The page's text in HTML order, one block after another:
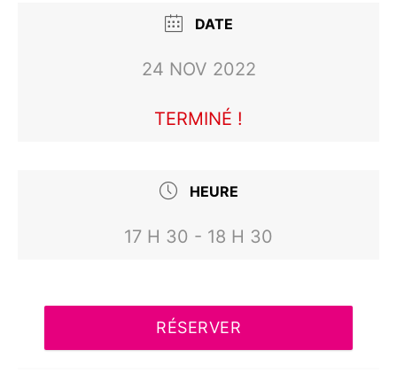
DATE
24 NOV 2022
TERMINÉ !
HEURE
17 H 30 - 18 H 30
RÉSERVER